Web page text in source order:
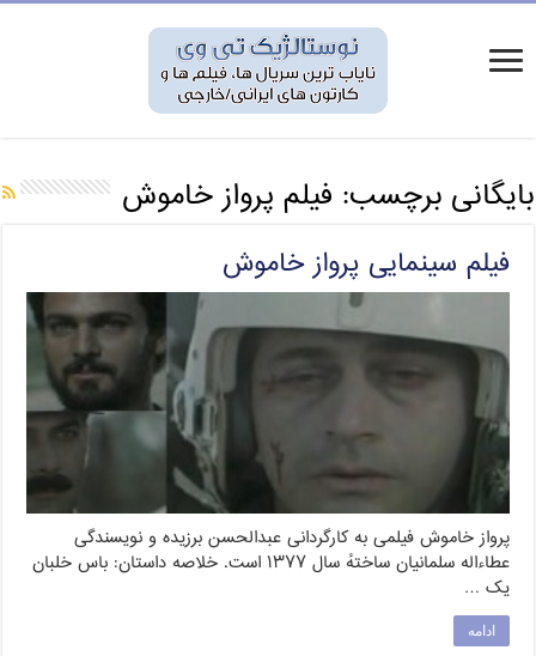
بایگانی برچسب: فیلم پرواز خاموش
فیلم سینمایی پرواز خاموش
پرواز خاموش فیلمی به کارگردانی عبدالحسن برزیده و نویسندگی
عطاءاله سلمانیان ساختهٔ سال ۱۳۷۷ است. خلاصه داستان: باس خلبان
یک …
ادامه